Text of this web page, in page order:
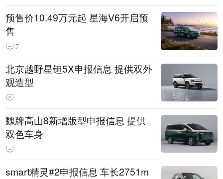
预售价10.49万元起 星海V6开启预
售
7
北京越野星钽5X申报信息 提供双外
观造型
魏牌高山8新增版型申报信息 提供
双色车身
smart精灵#2申报信息 车长2751m